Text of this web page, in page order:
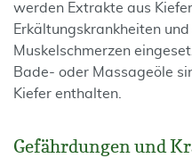
werden Extrakte aus
Erkältungskrankheiten
Muskelschmerzen
Bade- oder Massageöle
Kiefer enthalten.
Gefährdungen und